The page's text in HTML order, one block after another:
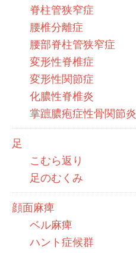
脊柱管狭窄症
腰椎分離症
腰部脊柱管狭窄症
変形性脊椎症
変形性関節症
化膿性脊椎炎
掌蹠膿疱症性骨関節炎
足
こむら返り
足のむくみ
顔面麻痺
ベル麻痺
ハント症候群